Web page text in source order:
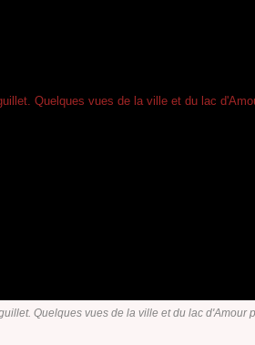
Quelques vues de la ville et du lac d'Amour